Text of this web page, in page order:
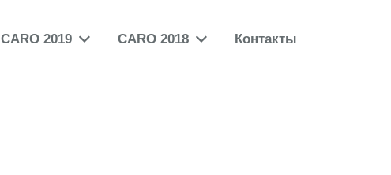
CARO 2019 CARO 2018 Контакты